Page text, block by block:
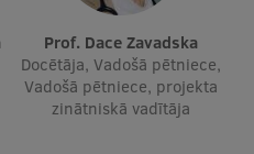
Prof. Dace Zavadska
Docētāja, Vadošā pētniece,
Vadošā pētniece, projekta
zinātniskā vadītāja